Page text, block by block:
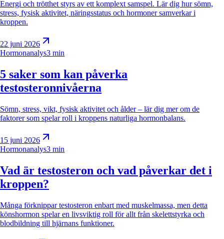
Energi och trötthet styrs av ett komplext samspel. Lär dig hur sömn,
stress, fysisk aktivitet, näringsstatus och hormoner samverkar i
kroppen.
22 juni 2026
Hormonanalys3 min
5 saker som kan påverka
testosteronnivåerna
Sömn, stress, vikt, fysisk aktivitet och ålder – lär dig mer om de
faktorer som spelar roll i kroppens naturliga hormonbalans.
15 juni 2026
Hormonanalys3 min
Vad är testosteron och vad påverkar det i
kroppen?
Många förknippar testosteron enbart med muskelmassa, men detta
könshormon spelar en livsviktig roll för allt från skelettstyrka och
blodbildning till hjärnans funktioner.